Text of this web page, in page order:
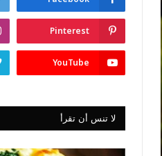
Pinterest
YouTube
لا تنس أن تقرأ